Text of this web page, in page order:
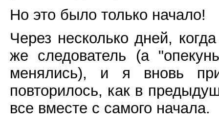
Но это было только начало!
Через несколько дней,
же следователь (а
менялись), и я вновь
повторилось, как в
все вместе с самого начала.